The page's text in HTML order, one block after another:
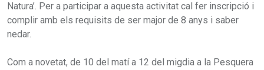
Natura’. Per a participar a aquesta activitat cal fer inscripció i
complir amb els requisits de ser major de 8 anys i saber
nedar.
Com a novetat, de 10 del matí a 12 del migdia a la Pesquera